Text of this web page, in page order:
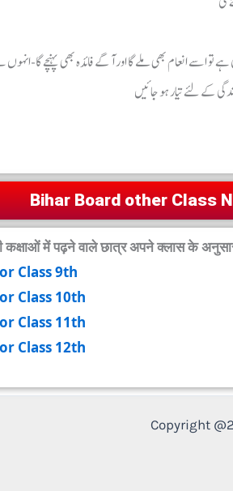
تو اسے انعام بھی ملے گا اور آگے فائدہ بھی پہنچے گا-
Bihar Board other Class
कक्षाओं में पढ़ने वाले छात्र अपने क्लास के
Class 9th
Class 10th
Class 11th
Class 12th
Copyright